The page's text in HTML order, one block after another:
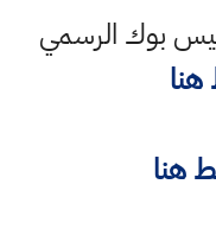
بوك الرسمي
هنا